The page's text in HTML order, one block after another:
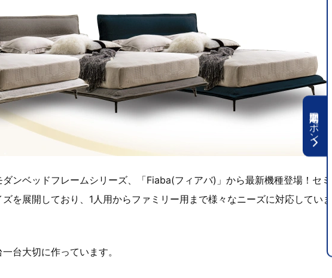
期間限定クーポン
ンベッドフレームシリーズ、「Fiaba(フィアバ)」から最新機種登場！セミ
を展開しており、1人用からファミリー用まで様々なニーズに対応していま
台大切に作っています。